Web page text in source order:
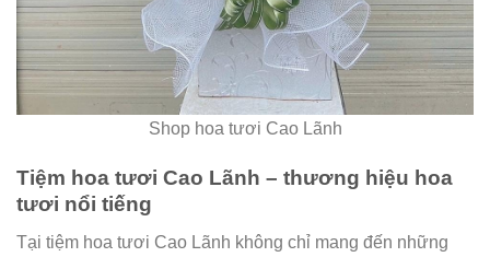
Shop hoa tươi Cao Lãnh
Tiệm hoa tươi Cao Lãnh – thương hiệu hoa
tươi nổi tiếng
Tại tiệm hoa tươi Cao Lãnh không chỉ mang đến những